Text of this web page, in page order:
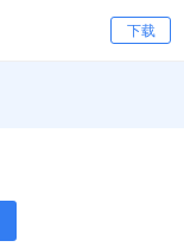
下载